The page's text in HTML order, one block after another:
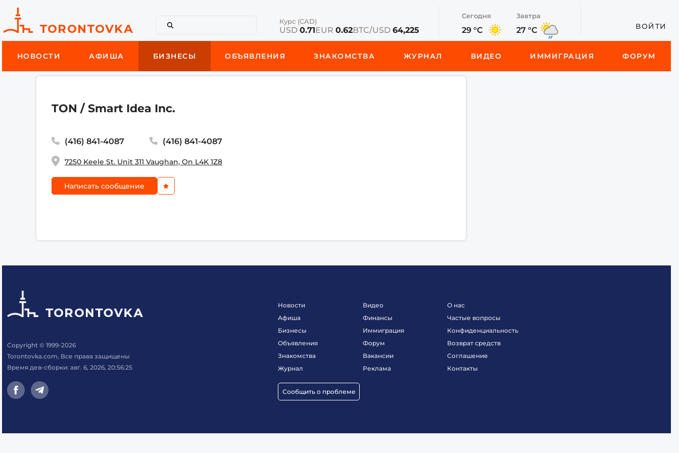
Курс (CAD)
USD 0.71EUR 0.62BTC/USD 64,225
Сегодня
29 °C
Завтра
27 °C ВОЙТИ
НОВОСТИ АФИША БИЗНЕСЫ ОБЪЯВЛЕНИЯ ЗНАКОМСТВА ЖУРНАЛ ВИДЕО ИММИГРАЦИЯ ФОРУМ
TON / Smart Idea Inc.
(416) 841-4087 (416) 841-4087
7250 Keele St. Unit 311 Vaughan, On L4K 1Z8
Написать сообщение
Copyright © 1999-2026
Torontovka.com, Все права защищены
Время дев-сборки: авг. 6, 2026, 20:56:25
Новости
Афиша
Бизнесы
Объявления
Знакомства
Журнал
Сообщить о проблеме
Видео
Финансы
Иммиграция
Форум
Вакансии
Реклама
О нас
Частые вопросы
Конфиденциальность
Возврат средств
Соглашение
Контакты